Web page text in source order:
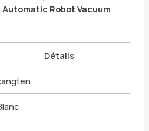
Robot Vacuum
Détails